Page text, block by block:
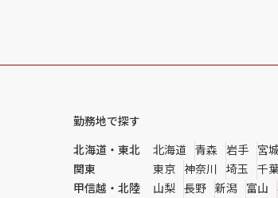
勤務地で探す
北海道・東北
北海道 青森 岩手 宮城
関東
東京 神奈川 埼玉 千
甲信越・北陸
山梨 長野 新潟 富山